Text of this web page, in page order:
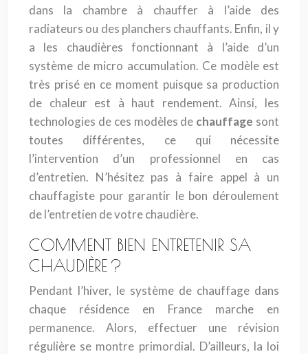
dans la chambre à chauffer à l’aide des
radiateurs ou des planchers chauffants. Enfin, il y
a les chaudières fonctionnant à l’aide d’un
système de micro accumulation. Ce modèle est
très prisé en ce moment puisque sa production
de chaleur est à haut rendement. Ainsi, les
technologies de ces modèles de chauffage sont
toutes différentes, ce qui nécessite
l’intervention d’un professionnel en cas
d’entretien. N’hésitez pas à faire appel à un
chauffagiste pour garantir le bon déroulement
de l’entretien de votre chaudière.
COMMENT BIEN ENTRETENIR SA
CHAUDIÈRE ?
Pendant l’hiver, le système de chauffage dans
chaque résidence en France marche en
permanence. Alors, effectuer une révision
régulière se montre primordial. D’ailleurs, la loi